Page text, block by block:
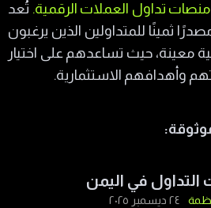
تداول العملات الرقمية. تُعد
ثمينًا للمتداولين الذين يرغبون
معينة، حيث تساعدهم على اختيار
وأهدافهم الاستثمارية.
في اليمن
٢٤ ديسمبر ٢٠٢٥